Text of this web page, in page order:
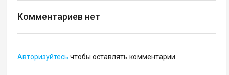
Комментариев нет
Авторизуйтесь чтобы оставлять комментарии